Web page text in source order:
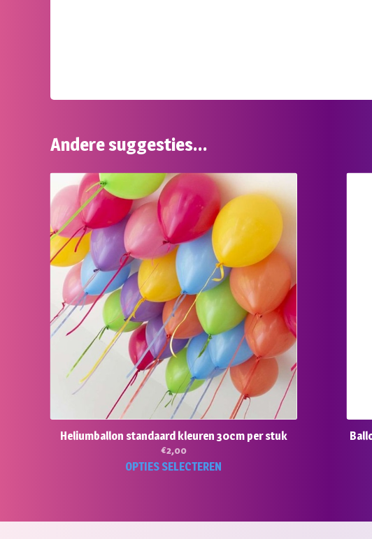
Andere suggesties…
Heliumballon standaard kleuren 30cm per stuk
€2,00
OPTIES SELECTEREN